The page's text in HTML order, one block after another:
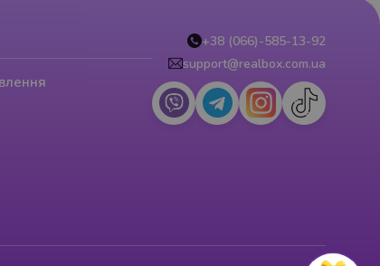
+38 (066)-585-13-92
support@realbox.com.ua